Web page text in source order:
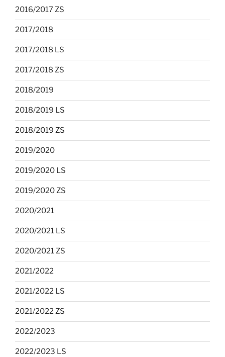
2016/2017 ZS
2017/2018
2017/2018 LS
2017/2018 ZS
2018/2019
2018/2019 LS
2018/2019 ZS
2019/2020
2019/2020 LS
2019/2020 ZS
2020/2021
2020/2021 LS
2020/2021 ZS
2021/2022
2021/2022 LS
2021/2022 ZS
2022/2023
2022/2023 LS